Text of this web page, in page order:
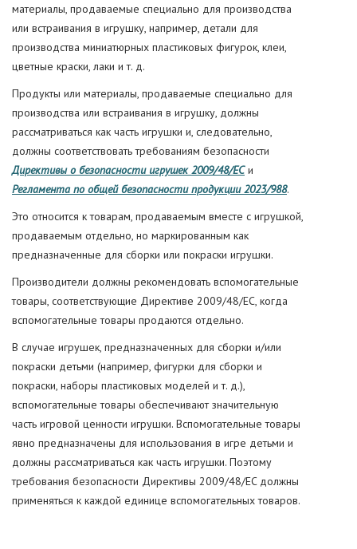
материалы, продаваемые специально для производства
или встраивания в игрушку, например, детали для
производства миниатюрных пластиковых фигурок, клеи,
цветные краски, лаки и т. д.
Продукты или материалы, продаваемые специально для
производства или встраивания в игрушку, должны
рассматриваться как часть игрушки и, следовательно,
должны соответствовать требованиям безопасности
Директивы о безопасности игрушек 2009/48/ECи
Регламента по общей безопасности продукции 2023/988.
Это относится к товарам, продаваемым вместе с игрушкой,
продаваемым отдельно, но маркированным как
предназначенные для сборки или покраски игрушки.
Производители должны рекомендовать вспомогательные
товары, соответствующие Директиве 2009/48/EC, когда
вспомогательные товары продаются отдельно.
В случае игрушек, предназначенных для сборки и/или
покраски детьми (например, фигурки для сборки и
покраски, наборы пластиковых моделей и т. д.),
вспомогательные товары обеспечивают значительную
часть игровой ценности игрушки. Вспомогательные товары
явно предназначены для использования в игре детьми и
должны рассматриваться как часть игрушки. Поэтому
требования безопасности Директивы 2009/48/EC должны
применяться к каждой единице вспомогательных товаров.